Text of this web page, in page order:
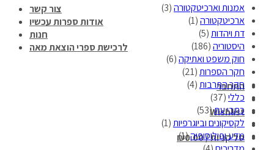
צור קשר
אודות ספרות עכשיו
חנות
לרכישת ספרי הוצאת מאה
התחבר
Wishlist
סל קניות /
₪0.00
אמנות וארכיטקטורה(3)
ארכיטקטורה(1)
דת ויהדות(5)
היסטוריה(186)
חוק משפט ואתיקה(6)
חקר הספרות(21)
חקר התרבות(4)
כללי(37)
כתבי עת(53)
לקסיקונים וביוגרפיות(1)
מדע ופילוסופיה(1)